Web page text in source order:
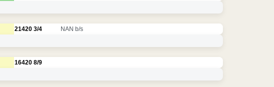
21420 3/4 NAN b/s
16420 8/9